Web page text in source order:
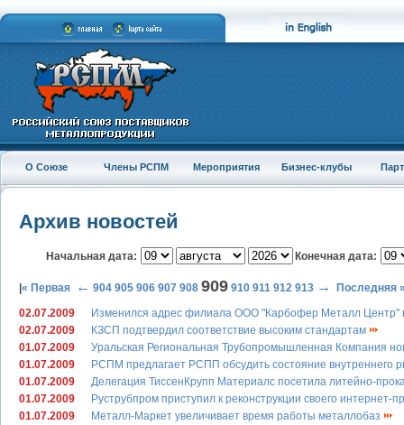
О Союзе Члены РСПМ Мероприятия Бизнес-клубы
Архив новостей
Начальная дата: Конечная дата:
« Первая ← 904 905 906 907 908 909 910 911 912 913 →
Последняя
02.07.2009
Изменился адрес филиала ООО "Карбофер Металл Центр"
02.07.2009
КЗСП подтвердил соответствие высоким стандартам
01.07.2009
Уральская Региональная Трубопромышленная Компания
01.07.2009
РСПМ предлагает РСПП обсудить состояние внутреннего
01.07.2009
Делегация ТиссенКрупп Материалс посетила литейно-
01.07.2009
Руструбпром приступил к реконструкции своего интернет-
01.07.2009
Металл-Маркет увеличивает время работы металлобаз